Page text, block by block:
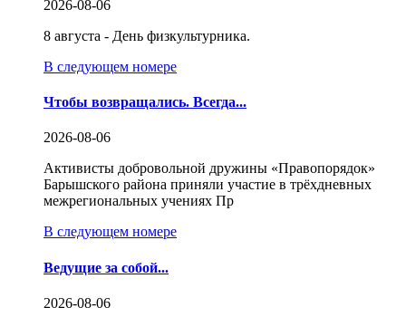
2026-08-06
8 августа - День физкультурника.
В следующем номере
Чтобы возвращались. Всегда...
2026-08-06
Активисты добровольной дружины «Правопорядок»
Барышского района приняли участие в трёхдневных
межрегиональных учениях Пр
В следующем номере
Ведущие за собой...
2026-08-06